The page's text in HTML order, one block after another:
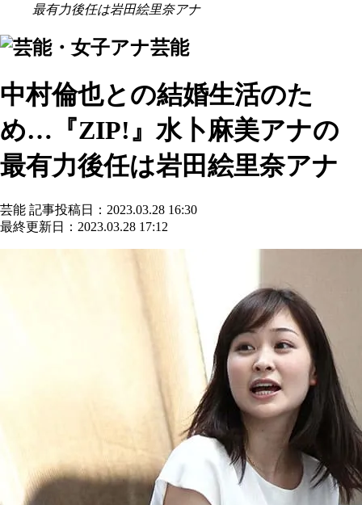
最有力後任は岩田絵里奈アナ
芸能
中村倫也との結婚生活のた
め…『ZIP!』水卜麻美アナの
最有力後任は岩田絵里奈アナ
芸能 記事投稿日：2023.03.28 16:30
最終更新日：2023.03.28 17:12